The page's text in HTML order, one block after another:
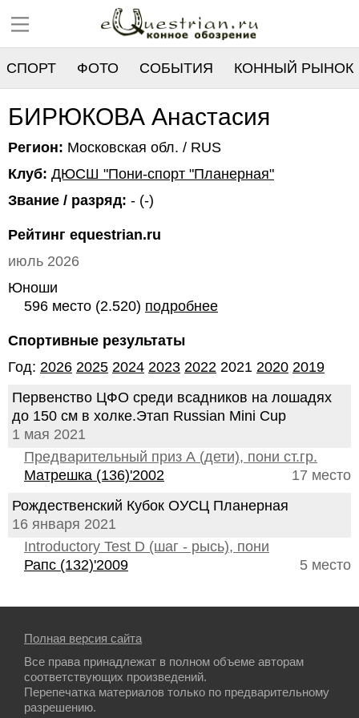
СПОРТ ФОТО СОБЫТИЯ КОННЫЙ РЫНОК
РЕЕСТР
БИРЮКОВА Анастасия
Регион: Московская обл. / RUS
Клуб: ДЮСШ "Пони-спорт "Планерная"
Звание / разряд: - (-)
Рейтинг equestrian.ru
июль 2026
Юноши
596 место (2.520) подробнее
Спортивные результаты
Год: 2026 2025 2024 2023 2022 2021 2020 2019
Первенство ЦФО среди всадников на лошадях
до 150 см в холке.Этап Russian Mini Cup
1 мая 2021
Предварительный приз А (дети), пони ст.гр.
17 место
Матрешка (136)'2002
Рождественский Кубок ОУСЦ Планерная
16 января 2021
Introductory Test D (шаг - рысь), пони
5 место
Рапс (132)'2009
Полная версия сайта
Все права принадлежат в полном объеме авторам
соответствующих произведений.
Перепечатка материалов только по предварительному
разрешению.